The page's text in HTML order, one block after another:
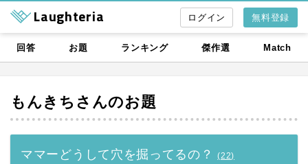
Laughteria 無料登録
回答 お題 ランキング 傑作選 Match
もんきち さんのお題
ママーどうして穴を掘ってるの？ (22)